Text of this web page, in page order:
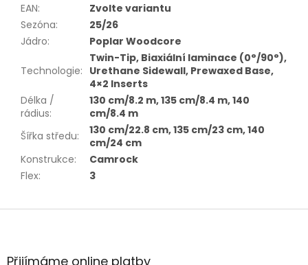
EAN:
Zvolte variantu
Sezóna:
25/26
Jádro: Poplar Woodcore
Technologie:
Twin-Tip, Biaxiální laminace (0°/90°),
Urethane Sidewall, Prewaxed Base,
4×2 Inserts
Délka /
rádius:
130 cm/8.2 m, 135 cm/8.4 m, 140
cm/8.4 m
Šířka středu:
130 cm/22.8 cm, 135 cm/23 cm, 140
cm/24 cm
Konstrukce:
Camrock
Flex: 3
Z
aPřijímáme online platby